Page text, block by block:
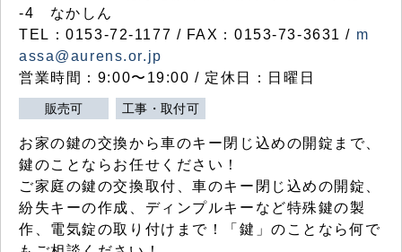
-4 なかしん
TEL：0153-72-1177 / FAX：0153-73-3631 / m
assa@aurens.or.jp
営業時間：9:00〜19:00 / 定休日：日曜日
販売可 工事・取付可
お家の鍵の交換から車のキー閉じ込めの開錠まで、
鍵のことならお任せください！
ご家庭の鍵の交換取付、車のキー閉じ込めの開錠、
紛失キーの作成、ディンプルキーなど特殊鍵の製
作、電気錠の取り付けまで！「鍵」のことなら何で